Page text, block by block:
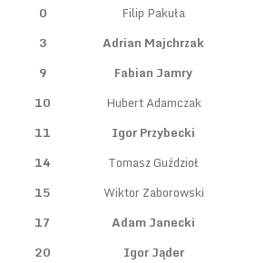
0 Filip Pakuła
3
Adrian Majchrzak
9
Fabian Jamry
10
Hubert Adamczak
11
Igor Przybecki
14
Tomasz Guździoł
15
Wiktor Zaborowski
17
Adam Janecki
20
Igor Jąder